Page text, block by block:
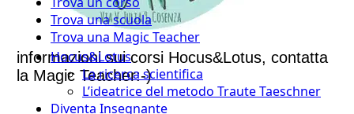
Trova una scuola
Trova una Magic Teacher
Hocus&Lotus
La ricerca scientifica
L’ideatrice del metodo Traute Taeschner
Diventa Insegnante
informazioni sui corsi Hocus&Lotus, contatta
la Magic Teacher:-)